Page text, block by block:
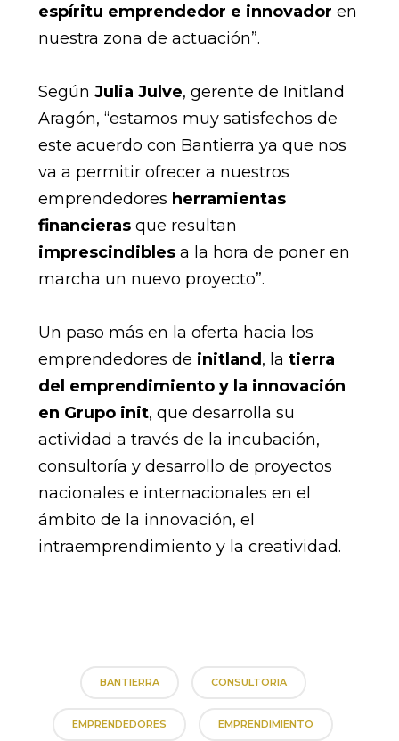
espíritu emprendedor e innovador en
nuestra zona de actuación”.
Según Julia Julve, gerente de Initland
Aragón, “estamos muy satisfechos de
este acuerdo con Bantierra ya que nos
va a permitir ofrecer a nuestros
emprendedores herramientas
financierasque resultan
imprescindiblesa la hora de poner en
marcha un nuevo proyecto”.
Un paso más en la oferta hacia los
emprendedores de initland, la tierra
del emprendimiento y la innovación
en Grupo init, que desarrolla su
actividad a través de la incubación,
consultoría y desarrollo de proyectos
nacionales e internacionales en el
ámbito de la innovación, el
intraemprendimiento y la creatividad.
BANTIERRA CONSULTORIA
EMPRENDEDORES EMPRENDIMIENTO